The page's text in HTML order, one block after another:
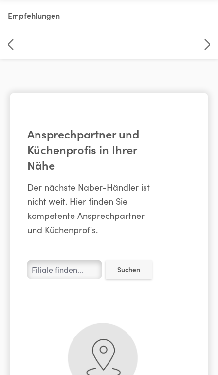
Empfehlungen
Produktgalerie überspringen
Ansprechpartner und
Küchenprofis in Ihrer
Nähe
Der nächste Naber-Händler ist
nicht weit. Hier finden Sie
kompetente Ansprechpartner
und Küchenprofis.
Suchen